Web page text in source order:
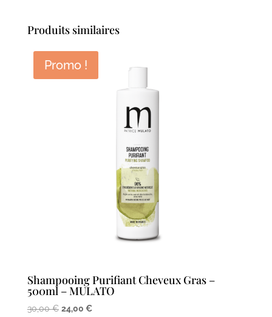
Produits similaires
Promo !
Shampooing Purifiant Cheveux Gras –
500ml – MULATO
30,00€ Le
24,00 €Le